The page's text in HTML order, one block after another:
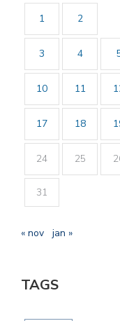
1
2
3 4
10 11
17 18
24 25
31
« nov jan »
TAGS